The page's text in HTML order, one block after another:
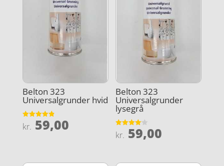
Belton 323
Universalgrunder hvid
Vurderet
4.9
kr. 59,00
Belton 323
Universalgrunder
lysegrå
Vurderet
4.1
kr. 59,00